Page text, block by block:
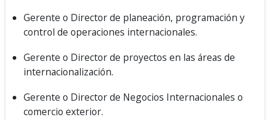
Gerente o Director de planeación, programación y
control de operaciones internacionales.
Gerente o Director de proyectos en las áreas de
internacionalización.
Gerente o Director de Negocios Internacionales o
comercio exterior.